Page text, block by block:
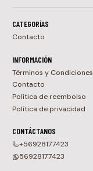
CATEGORÍAS
Contacto
INFORMACIÓN
Términos y Condiciones
Contacto
Política de reembolso
Política de privacidad
CONTÁCTANOS
+56928177423
56928177423